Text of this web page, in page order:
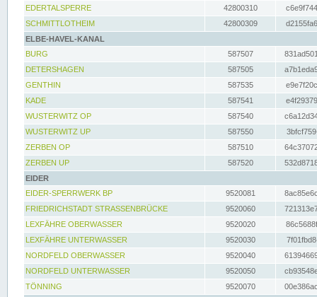
EDERTALSPERRE
42800310
SCHMITTLOTHEIM
42800309
ELBE-HAVEL-KANAL
BURG
587507
DETERSHAGEN
587505
GENTHIN
587535
KADE
587541
WUSTERWITZ OP
587540
WUSTERWITZ UP
587550
ZERBEN OP
587510
ZERBEN UP
587520
EIDER
EIDER-SPERRWERK BP
9520081
FRIEDRICHSTADT STRASSENBRÜCKE
9520060
LEXFÄHRE OBERWASSER
9520020
LEXFÄHRE UNTERWASSER
9520030
NORDFELD OBERWASSER
9520040
NORDFELD UNTERWASSER
9520050
TÖNNING
9520070